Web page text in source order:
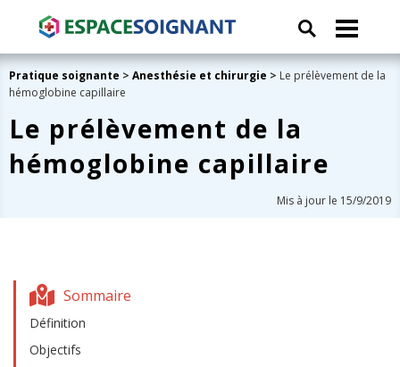
Pratique soignante > Anesthésie et chirurgie > Le prélèvement de la
hémoglobine capillaire
Le prélèvement de la
hémoglobine capillaire
Mis à jour le 15/9/2019
Sommaire
Définition
Objectifs